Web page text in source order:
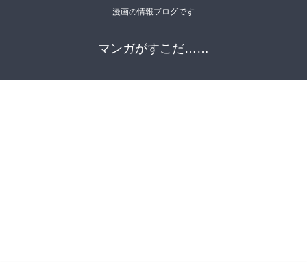
漫画の情報ブログです
マンガがすこだ……